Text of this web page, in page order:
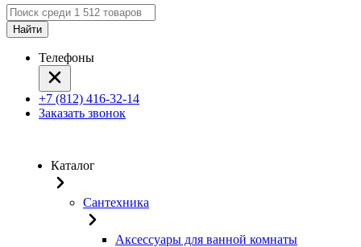
Найти
Телефоны
+7 (812) 416-32-14
Заказать звонок
Каталог
Сантехника
Аксессуары для ванной комнаты